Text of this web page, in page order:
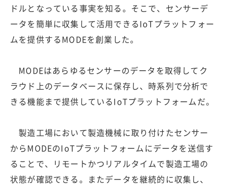
ドルとなっている事実を知る。そこで、センサーデ
ータを簡単に収集して活用できるIoTプラットフォー
ムを提供するMODEを創業した。
MODEはあらゆるセンサーのデータを取得してク
ラウド上のデータベースに保存し、時系列で分析で
きる機能まで提供しているIoTプラットフォームだ。
製造工場において製造機械に取り付けたセンサー
からMODEのIoTプラットフォームにデータを送信す
ることで、リモートかつリアルタイムで製造工場の
状態が確認できる。またデータを継続的に収集し、